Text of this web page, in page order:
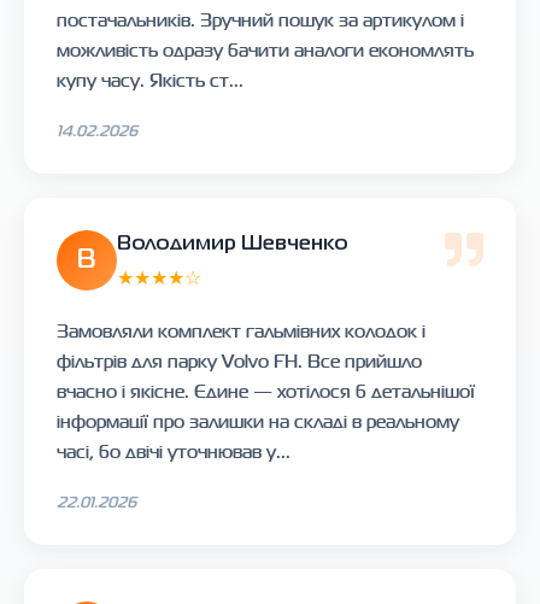
постачальників. Зручний пошук за артикулом і
можливість одразу бачити аналоги економлять
купу часу. Якість ст...
14.02.2026
В
Володимир Шевченко
★★★★☆
Замовляли комплект гальмівних колодок і
фільтрів для парку Volvo FH. Все прийшло
вчасно і якісне. Єдине — хотілося б детальнішої
інформації про залишки на складі в реальному
часі, бо двічі уточнював у...
22.01.2026